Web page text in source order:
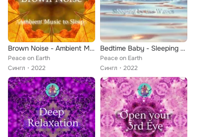
Brown Noise - Ambient Music to Sleep
Peace on Earth
Сингл
2022
Bedtime Baby - Sleeping by the Waves
Peace on Earth
Сингл
2022